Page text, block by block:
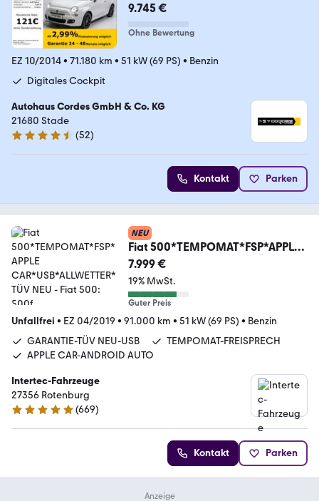
9.745 €
Ohne Bewertung
EZ 10/2014• 71.180 km • 51 kW (69 PS) • Benzin
Digitales Cockpit
Autohaus Cordes GmbH & Co. KG
21680 Stade
4.4 Sterne
(52)
Kontakt Parken
NEU
Fiat 500*TEMPOMAT*FSP*APPLE
CAR*USB*ALLWETTER*TÜV NEU
7.999 €
19% MwSt.
Guter Preis
Unfallfrei • EZ 04/2019 • 91.000 km • 51 kW (69 PS) • Benzin
GARANTIE-TÜV NEU-USB
TEMPOMAT-FREISPRECH
APPLE CAR-ANDROID AUTO
Intertec-Fahrzeuge
27356 Rotenburg
4.9 Sterne
(669)
Kontakt Parken